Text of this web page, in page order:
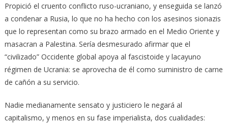
Propició el cruento conflicto ruso-ucraniano, y enseguida se lanzó
a condenar a Rusia, lo que no ha hecho con los asesinos sionazis
que lo representan como su brazo armado en el Medio Oriente y
masacran a Palestina. Sería desmesurado afirmar que el
“civilizado” Occidente global apoya al fascistoide y lacayuno
régimen de Ucrania: se aprovecha de él como suministro de carne
de cañón a su servicio.
Nadie medianamente sensato y justiciero le negará al
capitalismo, y menos en su fase imperialista, dos cualidades: